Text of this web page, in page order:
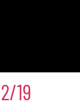
19